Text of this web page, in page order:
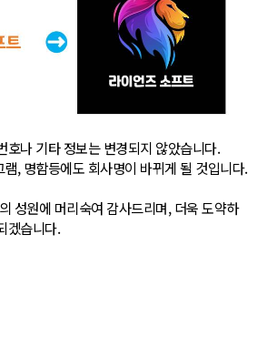
호나 기타 정보는 변경되지 않았습니다.
, 명함등에도 회사명이 바뀌게 될 것입니다.
성원에 머리숙여 감사드리며, 더욱 도약하
겠습니다.